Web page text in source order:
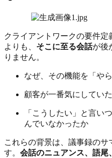
クライアントワークの要件
よりも、 そこに至る会話が後
りません。
なぜ、その機能を「や
顧客が一番気にしてい
「こうしたい」と言い
んでいなかったか
これらの背景は、議事録の
す。 会話のニュアンス、語尾